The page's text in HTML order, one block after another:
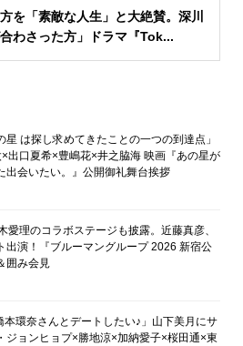
を「素敵な人生」と大絶賛。深川
わさった方」ドラマ『Tok...
星 は探し求めてきたことの一つの到達点」
出口夏希×豊嶋花×井之脇海 映画『あの星が
出会いたい。』公開御礼舞台挨拶
愛理のコラボステージも披露。近藤真彦、
出演！『ブルーマングループ 2026 新宿公
囲み会見
本環奈さんとデートしたい♪」山下美月にサ
ジョンヒョプ×勝地涼×加納愛子×桜田通×東